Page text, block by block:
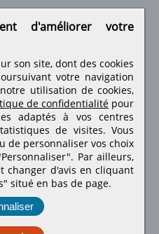
réseaux sociaux
d'améliorer votre
son site, dont des cookies
votre navigation
utilisation de cookies,
de confidentialité pour
adaptés à vos centres
de visites.Vous
de personnaliser vos choix
Par ailleurs,
changer d'avis en cliquant
situé en bas de page.